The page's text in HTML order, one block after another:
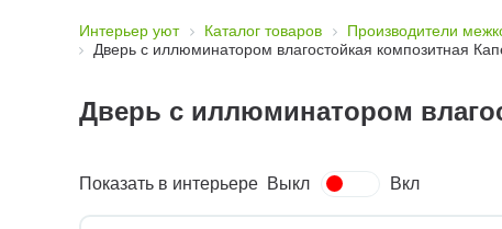
Интерьер уют Каталог товаров Производители
Дверь с иллюминатором влагостойкая композитная
Дверь с иллюминатором
Показать в интерьере Выкл Вкл